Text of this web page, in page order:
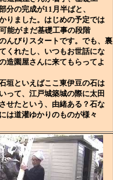
分の完成が11月半ばと、
りました。はじめの予定では
能がまだ基礎工事の段階
んびりスタートです。でも、裏
くれたし、いつもお世話にな
造園屋さんに来てもらってよ
垣といえばここ東伊豆の石は
って、江戸城築城の際に太田
せたという、由緒ある？石な
は道灌ゆかりのものが様々